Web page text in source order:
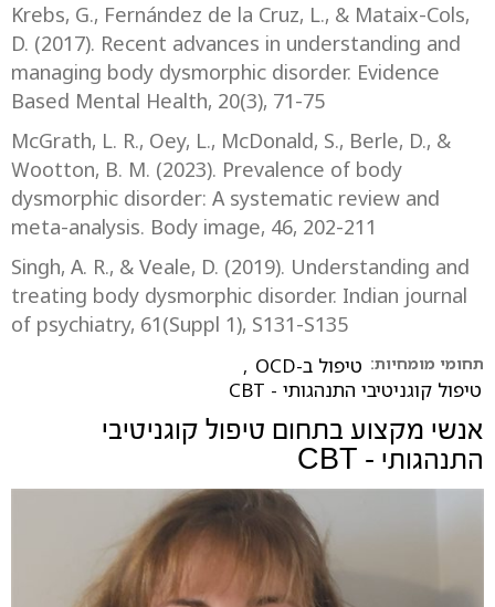
Krebs, G., Fernández de la Cruz, L., & Mataix-Cols,
D. (2017). Recent advances in understanding and
managing body dysmorphic disorder. Evidence
Based Mental Health, 20(3), 71-75
McGrath, L. R., Oey, L., McDonald, S., Berle, D., &
Wootton, B. M. (2023). Prevalence of body
dysmorphic disorder: A systematic review and
meta-analysis. Body image, 46, 202-211
Singh, A. R., & Veale, D. (2019). Understanding and
treating body dysmorphic disorder. Indian journal
of psychiatry, 61(Suppl 1), S131-S135
תחומי מומחיות: טיפול ב-OCD
,
טיפול קוגניטיבי התנהגותי - CBT
אנשי מקצוע בתחום טיפול קוגניטיבי
התנהגותי - CBT